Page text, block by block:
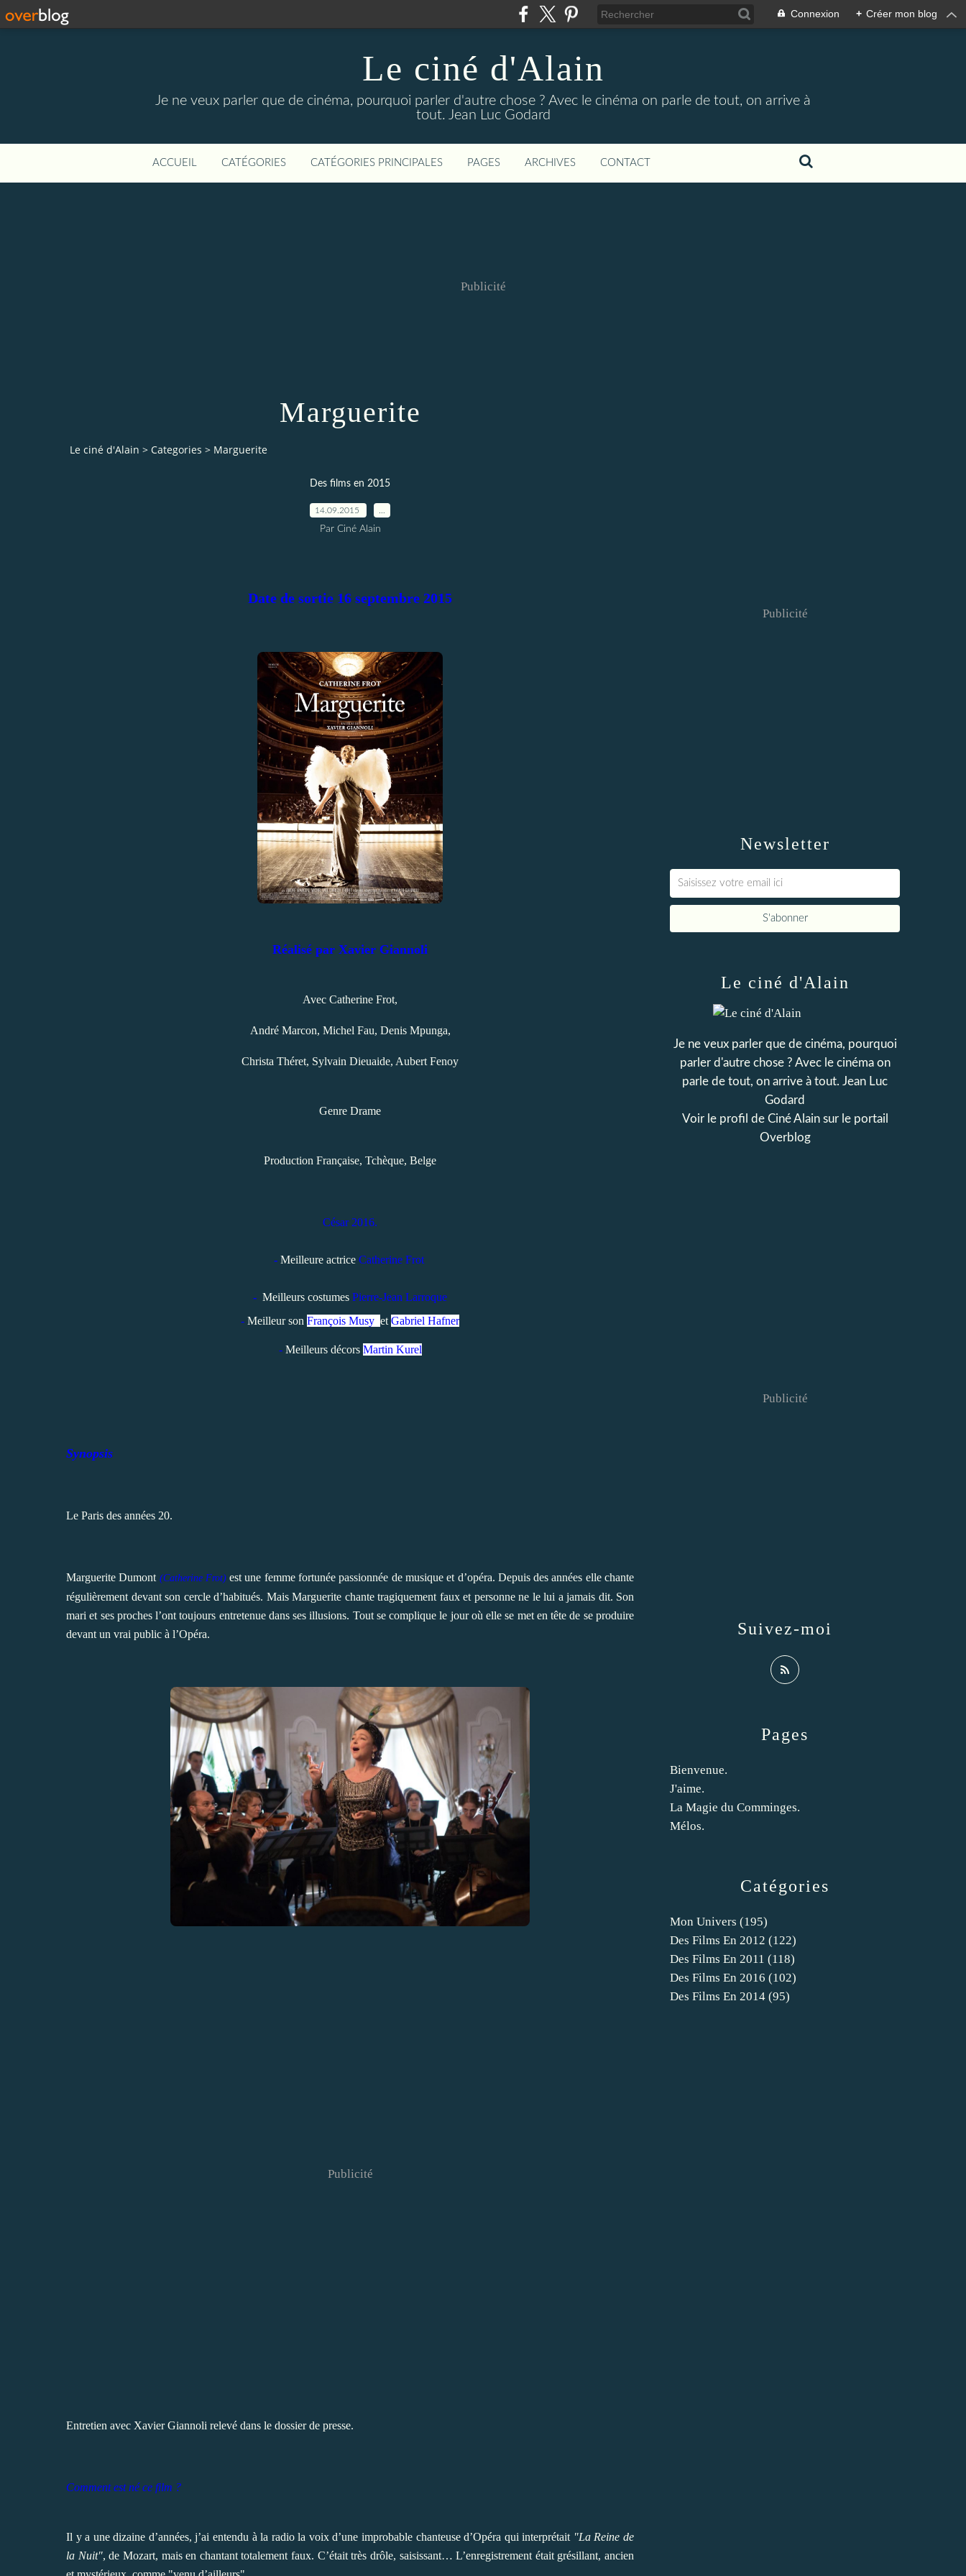
Connexion + Créer mon blog
Le ciné d'Alain
Je ne veux parler que de cinéma, pourquoi parler d'autre chose ? Avec le cinéma on parle de tout, on arrive à
tout. Jean Luc Godard
ACCUEIL CATÉGORIES CATÉGORIES PRINCIPALES PAGES ARCHIVES CONTACT
Publicité
Marguerite
Le ciné d'Alain > Categories > Marguerite
Des films en 2015
14.09.2015
Par Ciné Alain
Date de sortie 16 septembre 2015
Réalisé par Xavier Giannoli
Avec Catherine Frot,
André Marcon, Michel Fau, Denis Mpunga,
Christa Théret, Sylvain Dieuaide, Aubert Fenoy
Genre Drame
Production Française, Tchèque, Belge
César 2016.
- Meilleure actriceCatherine Frot
- Meilleurs costumes Pierre-Jean Larroque
- Meilleur son François Musy etGabriel Hafner
- Meilleurs décors Martin Kurel
Synopsis
Le Paris des années 20.
Marguerite Dumont (Catherine Frot)est une femme fortunée passionnée de musique et d’opéra. Depuis des années elle chante
régulièrement devant son cercle d’habitués. Mais Marguerite chante tragiquement faux et personne ne le lui a jamais dit. Son
mari et ses proches l’ont toujours entretenue dans ses illusions. Tout se complique le jour où elle se met en tête de se produire
devant un vrai public à l’Opéra.
Publicité
Entretien avec Xavier Giannoli relevé dans le dossier de presse.
Comment est né ce film ?
Il y a une dizaine d’années, j’ai entendu à la radio la voix d’une improbable chanteuse d’Opéra qui interprétait "La Reine de
la Nuit", de Mozart, mais en chantant totalement faux. C’était très drôle, saisissant… L’enregistrement était grésillant, ancien
Newsletter
Publicité
Catégories
Mon Univers (195)
Des Films En 2012 (122)
Des Films En 2011 (118)
Des Films En 2016 (102)
Des Films En 2014 (95)
Pages
Bienvenue.
J'aime.
La Magie du Comminges.
Mélos.
Le ciné d'Alain
Je ne veux parler que de cinéma, pourquoi
parler d'autre chose ? Avec le cinéma on
parle de tout, on arrive à tout. Jean Luc
Godard
Voir le profil de Ciné Alainsur le portail
Overblog
Suivez-moi
Publicité